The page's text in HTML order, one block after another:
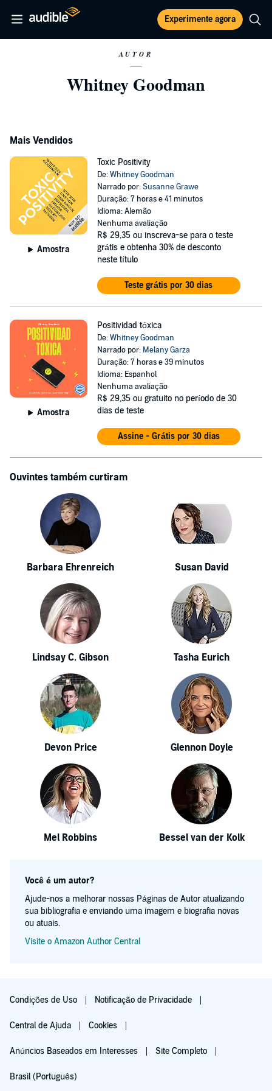
Experimente agora
AUTOR
Whitney Goodman
Mais Vendidos
Amostra
Toxic Positivity
De:Whitney Goodman
Narrado por:Susanne Grawe
Duração: 7 horas e 41 minutos
Idioma: Alemão
Nenhuma avaliação
R$ 29,35 ou inscreva-se para o teste
grátis e obtenha 30% de desconto
neste título
Teste grátis por 30 dias
Amostra
Positividad tóxica
De:Whitney Goodman
Narrado por: Melany Garza
Duração: 7 horas e 39 minutos
Idioma: Espanhol
Nenhuma avaliação
R$ 29,35 ou gratuito no período de 30
dias de teste
Assine - Grátis por 30 dias
Ouvintes também curtiram
Barbara Ehrenreich Susan David
Lindsay C. Gibson Tasha Eurich
Devon Price Glennon Doyle
Mel Robbins Bessel van der Kolk
Você é um autor?
Ajude-nos a melhorar nossas Páginas de Autor atualizando
sua bibliografia e enviando uma imagem e biografia novas
ou atuais.
Visite o Amazon Author Central
Condições de Uso Notificação de Privacidade
Central de Ajuda Cookies
Anúncios Baseados em Interesses Site Completo
Brasil (Português)